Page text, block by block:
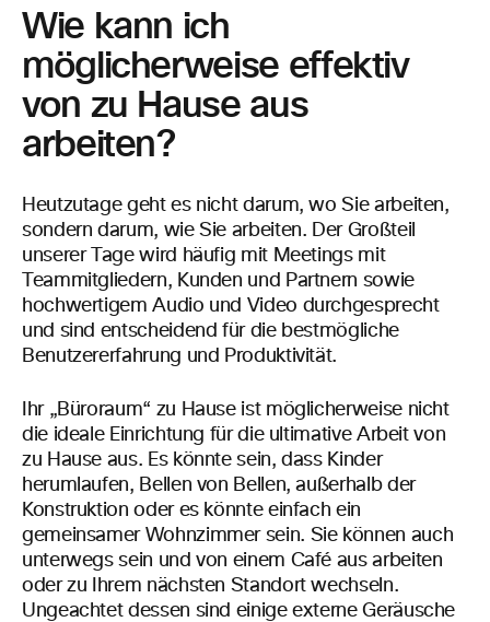
Wie kann ich
möglicherweise effektiv
von zu Hause aus
arbeiten?
Heutzutage geht es nicht darum, wo Sie arbeiten,
sondern darum, wie Sie arbeiten. Der Großteil
unserer Tage wird häufig mit Meetings mit
Teammitgliedern, Kunden und Partnern sowie
hochwertigem Audio und Video durchgesprecht
und sind entscheidend für die bestmögliche
Benutzererfahrung und Produktivität.
Ihr „Büroraum“ zu Hause ist möglicherweise nicht
die ideale Einrichtung für die ultimative Arbeit von
zu Hause aus. Es könnte sein, dass Kinder
herumlaufen, Bellen von Bellen, außerhalb der
Konstruktion oder es könnte einfach ein
gemeinsamer Wohnzimmer sein. Sie können auch
unterwegs sein und von einem Café aus arbeiten
oder zu Ihrem nächsten Standort wechseln.
Ungeachtet dessen sind einige externe Geräusche